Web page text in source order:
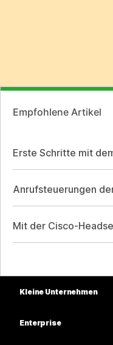
Empfohlene Artikel
Erste Schritte mit
Anrufsteuerungen
Mit der Cisco-
Kleine Unternehmen
Enterprise